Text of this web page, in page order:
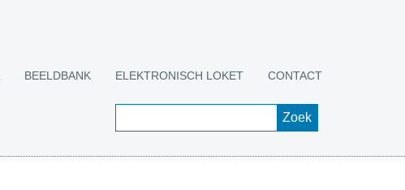
BEELDBANK ELEKTRONISCH LOKET CONTACT